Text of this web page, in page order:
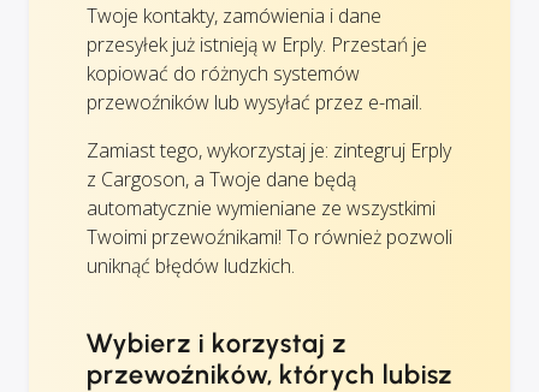
Twoje kontakty, zamówienia i dane
przesyłek już istnieją w Erply. Przestań je
kopiować do różnych systemów
przewoźników lub wysyłać przez e-mail.
Zamiast tego, wykorzystaj je: zintegruj Erply
z Cargoson, a Twoje dane będą
automatycznie wymieniane ze wszystkimi
Twoimi przewoźnikami! To również pozwoli
uniknąć błędów ludzkich.
Wybierz i korzystaj z
przewoźników, których lubisz